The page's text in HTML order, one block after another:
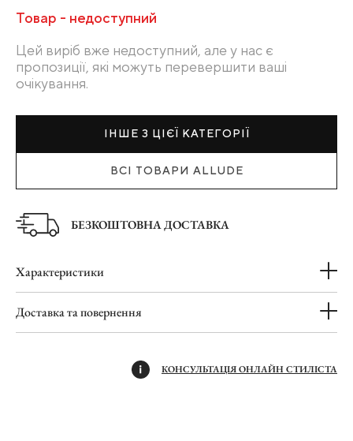
Товар - недоступний
Цей виріб вже недоступний, але у нас є
пропозиції, які можуть перевершити ваші
очікування.
ІНШЕ З ЦІЄЇ КАТЕГОРІЇ
ВСІ ТОВАРИ ALLUDE
БЕЗКОШТОВНА ДОСТАВКА
Характеристики
Доставка та повернення
КОНСУЛЬТАЦІЯ ОНЛАЙН СТИЛІСТА